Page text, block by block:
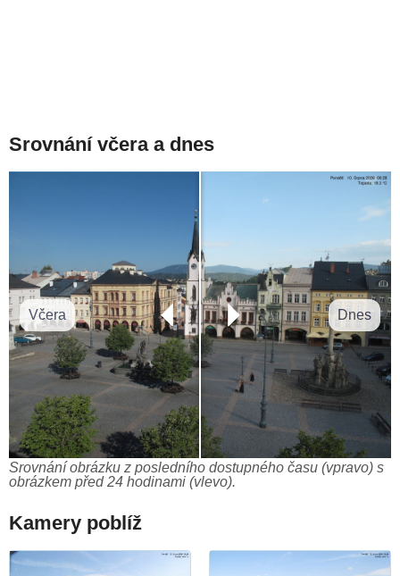
Srovnání včera a dnes
Včera Dnes
Srovnání obrázku z posledního dostupného času (vpravo) s
obrázkem před 24 hodinami (vlevo).
Kamery poblíž